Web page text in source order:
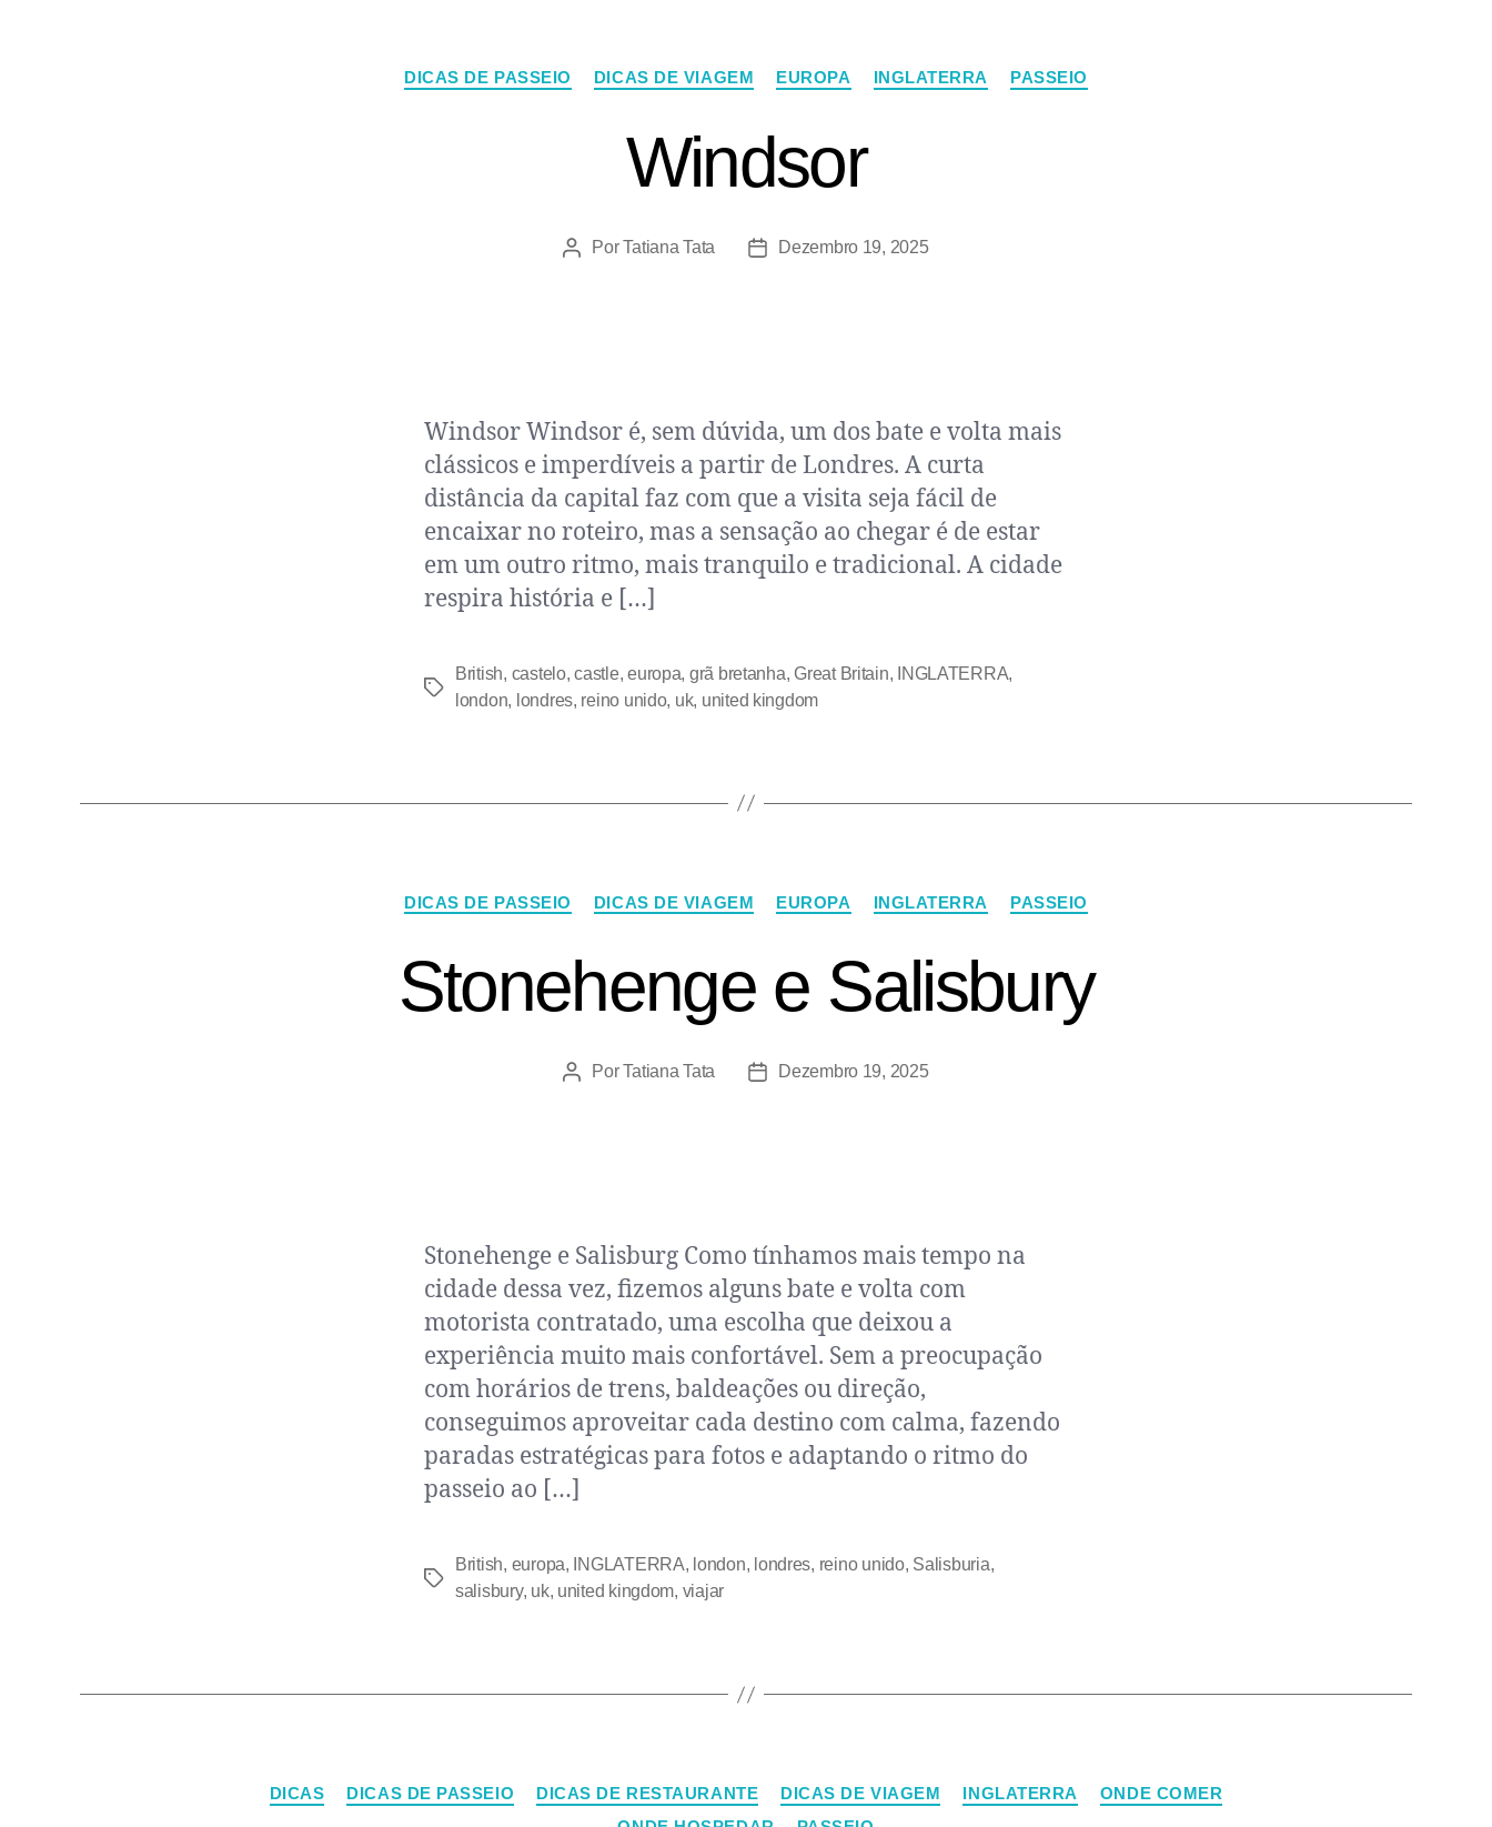
DICAS DE PASSEIO DICAS DE VIAGEM EUROPA INGLATERRA PASSEIO
Windsor
PorTatiana Tata Dezembro 19, 2025
Windsor Windsor é, sem dúvida, um dos bate e volta mais
clássicos e imperdíveis a partir de Londres. A curta
distância da capital faz com que a visita seja fácil de
encaixar no roteiro, mas a sensação ao chegar é de estar
em um outro ritmo, mais tranquilo e tradicional. A cidade
respira história e […]
British, castelo,castle,europa, grã bretanha, Great Britain, INGLATERRA,
london, londres, reino unido, uk, united kingdom
DICAS DE PASSEIO DICAS DE VIAGEM EUROPA INGLATERRA PASSEIO
Stonehenge e Salisbury
PorTatiana Tata Dezembro 19, 2025
Stonehenge e Salisburg Como tínhamos mais tempo na
cidade dessa vez, fizemos alguns bate e volta com
motorista contratado, uma escolha que deixou a
experiência muito mais confortável. Sem a preocupação
com horários de trens, baldeações ou direção,
conseguimos aproveitar cada destino com calma, fazendo
paradas estratégicas para fotos e adaptando o ritmo do
passeio ao […]
British, europa, INGLATERRA, london, londres, reino unido, Salisburia,
salisbury, uk, united kingdom, viajar
DICAS DICAS DE PASSEIO DICAS DE RESTAURANTE DICAS DE VIAGEM INGLATERRA
ONDE COMER